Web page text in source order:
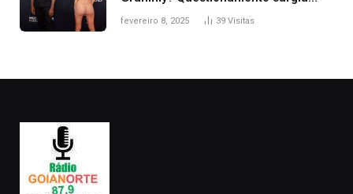
após Bianca Censori, mulher de
fevereiro 8, 2025 39 Visitas